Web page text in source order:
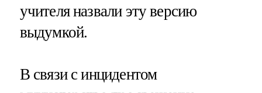
учителя назвали эту версию
выдумкой.
В связи с инцидентом